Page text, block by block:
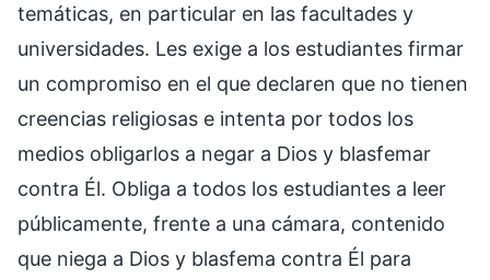
temáticas, en particular en las facultades y
universidades. Les exige a los estudiantes firmar
un compromiso en el que declaren que no tienen
creencias religiosas e intenta por todos los
medios obligarlos a negar a Dios y blasfemar
contra Él. Obliga a todos los estudiantes a leer
públicamente, frente a una cámara, contenido
que niega a Dios y blasfema contra Él para